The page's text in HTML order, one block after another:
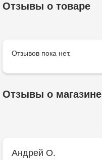
Отзывы о товаре
Отзывов пока нет.
Отзывы о магазине
Андрей О.